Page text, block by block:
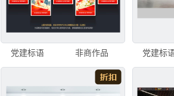
党建标语 非商作品 党建标